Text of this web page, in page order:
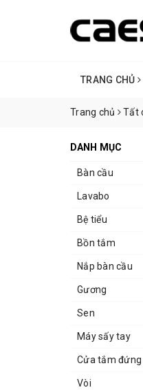
TRANG CHỦ
Trang chủ Tất
DANH MỤC
Bàn cầu
Lavabo
Bệ tiểu
Bồn tắm
Nắp bàn cầu
Gương
Sen
Máy sấy tay
Cửa tắm đứng
Vòi